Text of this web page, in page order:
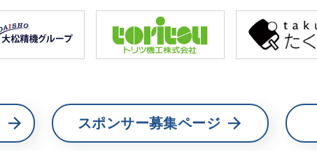
スポンサー募集ページ